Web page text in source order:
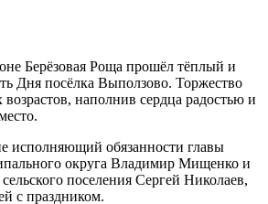
Берёзовая Роща прошёл тёплый и
Дня посёлка Выползово. Торжество
возрастов, наполнив сердца радостью и
исполняющий обязанности главы
округа Владимир Мищенко и
поселения Сергей Николаев,
с праздником.